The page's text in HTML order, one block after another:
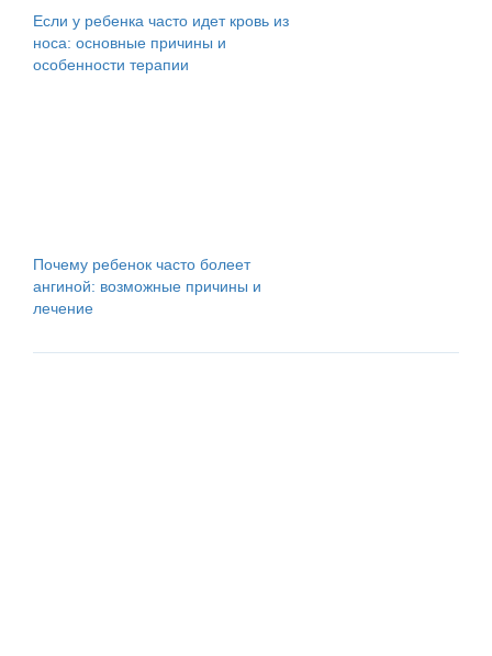
Если у ребенка часто идет кровь из
носа: основные причины и
особенности терапии
Почему ребенок часто болеет
ангиной: возможные причины и
лечение